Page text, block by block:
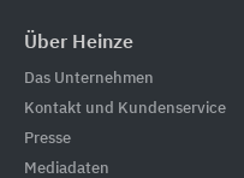
Über Heinze
Das Unternehmen
Kontakt und Kundenservice
Presse
Mediadaten